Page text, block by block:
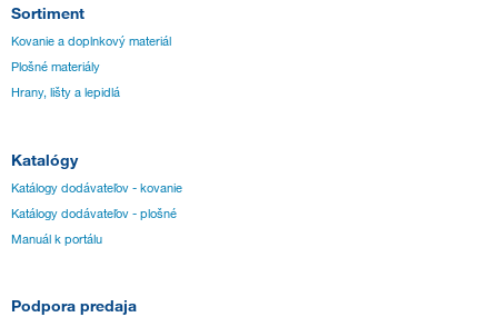
Sortiment
Kovanie a doplnkový materiál
Plošné materiály
Hrany, lišty a lepidlá
Katalógy
Katálogy dodávateľov - kovanie
Katálogy dodávateľov - plošné
Manuál k portálu
Podpora predaja